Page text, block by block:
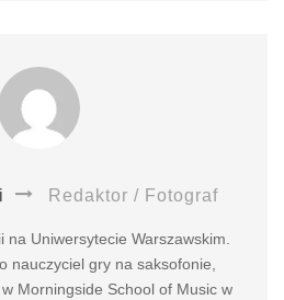
Redaktor / Fotograf
na Uniwersytecie Warszawskim.
nauczyciel gry na saksofonie,
Morningside School of Music w